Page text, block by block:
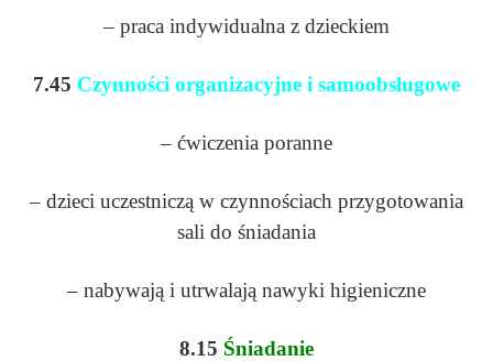
– praca indywidualna z dzieckiem
7.45 Czynności organizacyjne i samoobsługowe
– ćwiczenia poranne
– dzieci uczestniczą w czynnościach przygotowania
sali do śniadania
– nabywają i utrwalają nawyki higieniczne
8.15 Śniadanie